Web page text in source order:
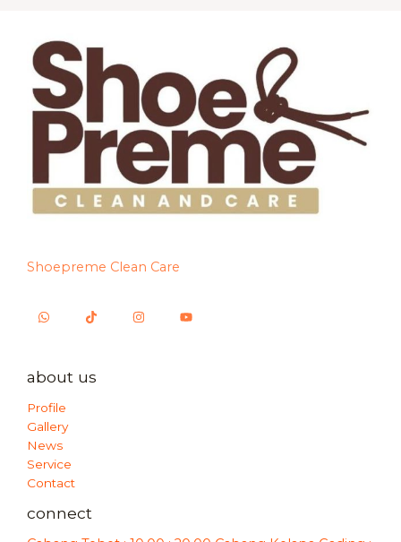
Shoepreme Clean Care
about us
Profile
Gallery
News
Service
Contact
connect